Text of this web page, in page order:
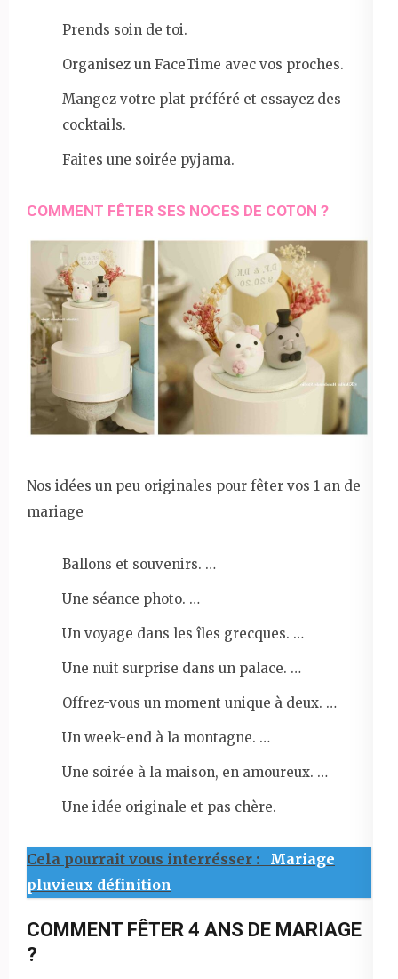
Prends soin de toi.
Organisez un FaceTime avec vos proches.
Mangez votre plat préféré et essayez des
cocktails.
Faites une soirée pyjama.
COMMENT FÊTER SES NOCES DE COTON ?
Nos idées un peu originales pour fêter vos 1 an de
mariage
Ballons et souvenirs. …
Une séance photo. …
Un voyage dans les îles grecques. …
Une nuit surprise dans un palace. …
Offrez-vous un moment unique à deux. …
Un week-end à la montagne. …
Une soirée à la maison, en amoureux. …
Une idée originale et pas chère.
Cela pourrait vous interrésser :
Mariage
pluvieux définition
COMMENT FÊTER 4 ANS DE MARIAGE
?